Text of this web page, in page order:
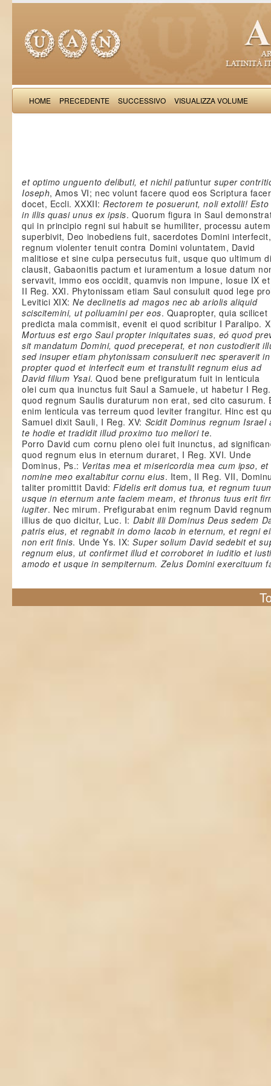
HOME PRECEDENTE SUCCESSIVO VISUALIZZA VOLUME
et optimo unguento delibuti, et nichil patiuntursuper
Ioseph, Amos VI; nec volunt facere quod eos Scriptura
docet, Eccli. XXXII:Rectorem te posuerunt, noli extolli! Esto
in illis quasi unus ex ipsis. Quorum figura in Saul
qui in principio regni sui habuit se humiliter, processu
superbivit, Deo inobediens fuit, sacerdotes Domini interfecit,
regnum violenter tenuit contra Domini voluntatem, David
malitiose et sine culpa persecutus fuit, usque quo ultimum
clausit, Gabaonitis pactum et iuramentum a Iosue datum
servavit, immo eos occidit, quamvis non impune, Iosue IX et
II Reg. XXI. Phytonissam etiam Saul consuluit quod lege
Levitici XIX:Ne declinetis ad magos nec ab ariolis aliquid
sciscitemini, ut polluamini per eos. Quapropter, quia scilicet
predicta mala commisit, evenit ei quod scribitur I Paralipo.
Mortuus est ergo Saul propter iniquitates suas, eó quod
sit mandatum Domini, quod preceperat, et non custodierit
sed insuper etiam phytonissam consuluerit nec speraverit
propter quod et interfecit eum et transtulit regnum eius ad
David filium Ysai. Quod bene prefiguratum fuit in lenticula
olei cum qua inunctus fuit Saul a Samuele, ut habetur I
quod regnum Saulis duraturum non erat, sed cito casurum.
enim lenticula vas terreum quod leviter frangitur. Hinc est
Samuel dixit Sauli, I Reg. XV: Scidit Dominus regnum Israel
te hodie et tradidit illud proximo tuo meliori te.
Porro David cum cornu pleno olei fuit inunctus, ad
quod regnum eius in eternum duraret, I Reg. XVI. Unde
Dominus, Ps.: Veritas mea et misericordia mea cum ipso, et
nomine meo exaltabitur cornu eius. Item, II Reg. VII,
taliter promittit David:Fidelis erit domus tua, et regnum
usque in eternum ante faciem meam, et thronus tuus erit
iugiter. Nec mirum. Prefigurabat enim regnum David
illius de quo dicitur, Luc. I: Dabit illi Dominus Deus sedem
patris eius, et regnabit in domo Iacob in eternum, et regni
non erit finis. Unde Ys. IX:Super solium David sedebit et
regnum eius, ut confirmet illud et corroboret in iuditio et
amodo et usque in sempiternum. Zelus Domini exercituum